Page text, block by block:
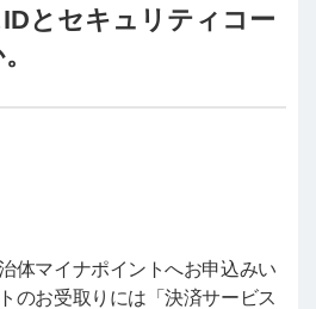
とセキュリティコー
体マイナポイントへお申込みい
のお受取りには「決済サービス